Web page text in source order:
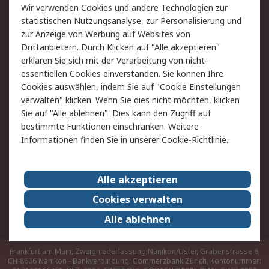
Rücksendungen
Kontakt
Hilfe
Rechtliches
AGB
Datenschutz
Cookie-Richtlinie
Zahlungsbedingungen
Copyright/Impressum
Über RS
Karriere bei RS
Nachhaltigkeit
Qualität/Umwelt/ZertifikatePresse-Center
Event-Center
Frankfurt am Main, Zweigniederlassung Nänikon/Uster, Grabenstrasse 6,
CH-8606 Nänikon - Bankverbindung: Commerzbank Zürich, Kontonummer:
Wir verwenden Cookies und andere Technologien zur
statistischen Nutzungsanalyse, zur Personalisierung und
zur Anzeige von Werbung auf Websites von
Drittanbietern. Durch Klicken auf "Alle akzeptieren"
erklären Sie sich mit der Verarbeitung von nicht-
essentiellen Cookies einverstanden. Sie können Ihre
Cookies auswählen, indem Sie auf "Cookie Einstellungen
verwalten" klicken. Wenn Sie dies nicht möchten, klicken
Sie auf "Alle ablehnen". Dies kann den Zugriff auf
bestimmte Funktionen einschränken. Weitere
Informationen finden Sie in unsererCookie-Richtlinie.
Alle akzeptieren
Cookies verwalten
Alle ablehnen